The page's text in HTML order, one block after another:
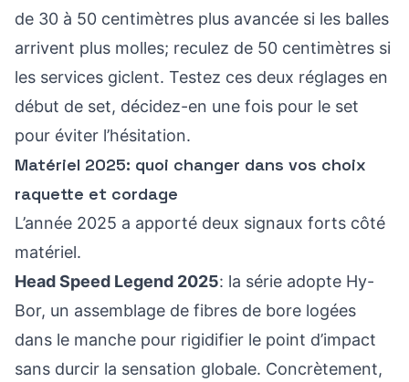
de 30 à 50 centimètres plus avancée si les balles
arrivent plus molles; reculez de 50 centimètres si
les services giclent. Testez ces deux réglages en
début de set, décidez-en une fois pour le set
pour éviter l’hésitation.
Matériel 2025: quoi changer dans vos choix
raquette et cordage
L’année 2025 a apporté deux signaux forts côté
matériel.
Head Speed Legend 2025: la série adopte Hy-
Bor, un assemblage de fibres de bore logées
dans le manche pour rigidifier le point d’impact
sans durcir la sensation globale. Concrètement,